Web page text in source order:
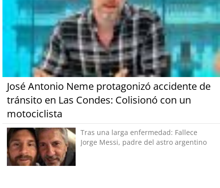
José Antonio Neme protagonizó accidente de
tránsito en Las Condes: Colisionó con un
motociclista
Tras una larga enfermedad: Fallece
Jorge Messi, padre del astro argentino